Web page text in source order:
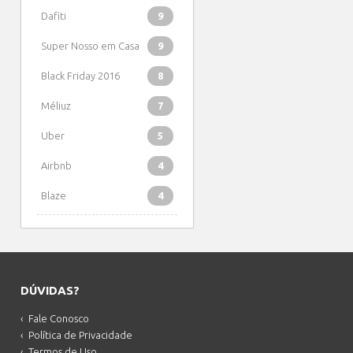
Dafiti 9
Super Nosso em Casa 9
Black Friday 2016 8
Méliuz 7
Uber 5
Airbnb 4
Blaze 4
DÚVIDAS?
Fale Conosco
Política de Privacidade